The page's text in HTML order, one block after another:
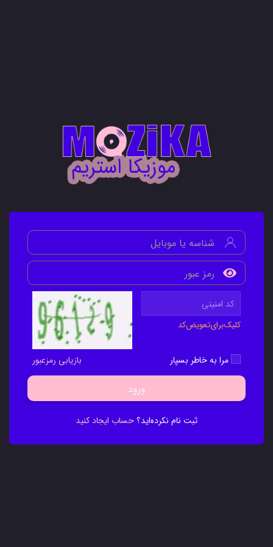
کلیک‌برای‌تعویض‌کد
مرا به خاطر بسپار بازیابی رمزعبور
ورود
ثبت نام نکرده‌اید؟ حساب ایجاد کنید